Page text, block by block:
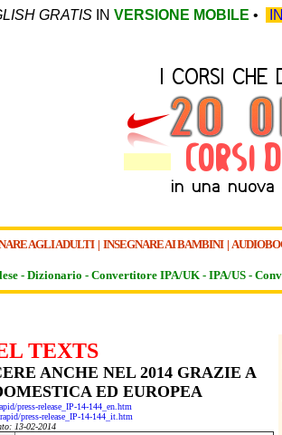
GRATIS IN VERSIONE MOBILE •
AGLI ADULTI | INSEGNARE AI BAMBINI|
-Dizionario - Convertitore IPA/UK - IPA/US -
TEXTS
ANCHE NEL 2014 GRAZIE A
ED EUROPEA
press-release_IP-14-144_en.htm
press-release_IP-14-144_it.htm
13-02-2014